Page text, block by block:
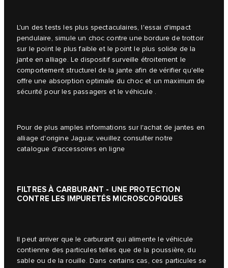
L'un des tests les plus spectaculaires, l'essai d'impact
pendulaire, simule un choc contre une bordure de trottoir
sur le point le plus faible et le point le plus solide de la
jante en alliage. Le dispositif surveille étroitement le
comportement structurel de la jante afin de vérifier qu'elle
offre une absorption optimale du choc et un maximum de
sécurité pour les passagers et le véhicule .
Pour de plus amples informations sur l'achat de jantes en
alliage d'origine Jaguar, veuillez consulter notre
catalogue d'accessoires en ligne
FILTRES À CARBURANT - UNE PROTECTION
CONTRE LES IMPURETÉS MICROSCOPIQUES
Il peut arriver que le carburant qui alimente le véhicule
contienne des particules telles que de la poussière, du
sable ou de la rouille. Dans certains cas, ces particules se